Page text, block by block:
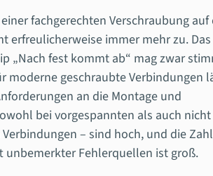
fachgerechten Verschraubung auf
erfreulicherweise immer mehr zu. Das
„Nach fest kommt ab“ mag zwar
moderne geschraubte Verbindungen
an die Montage und
bei vorgespannten als auch nicht
– sind hoch, und die Zahl
unbemerkter Fehlerquellen ist groß.